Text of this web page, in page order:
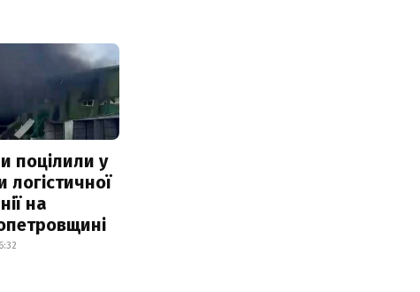
поцілили у
логістичної
на